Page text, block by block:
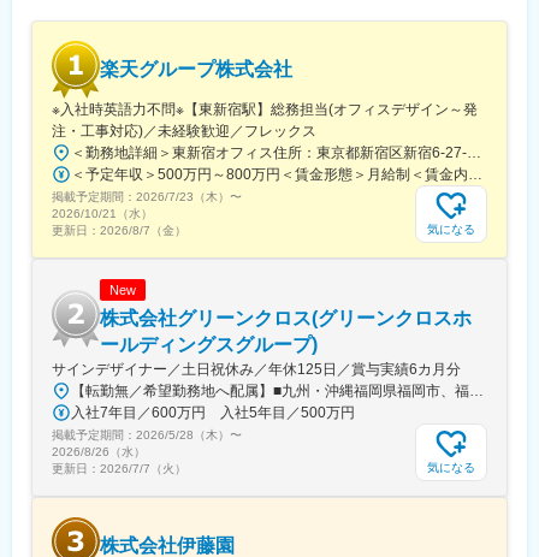
■就業環境
・岡山市勤務！
・転勤なし！
・土日休み！
・残業少なめ！
■想定されるキャリアパス
将来的には「店舗開発リーダー」「新規ブランド立ち上げ」な
ど、より上流工程へステップアップ可能です！
変更の範囲：会社の定める業務
■魅力：
・自社で一貫して商品企画～製造～販売する SPA 業態において、
商売の中枢として、顧客ニーズに対応した商品を戦略策定から企
画起案、販売の現場まで携わることが可能です。
・メガネは子供から大人までが利用するため、幅広い顧客をター
ゲットとしたものづくりに携わることが可能です。
・会社全体として、人と人との繋がりを大切にして「やってみた
い」という思いを受け止め応援する風土のため、新しい取り組み
に挑戦しやすい環境です。
・情報収集能力
・メガネやSPAに関する専門知識
・コミュニケーション能力
変更の範囲：会社の定める業務
楽天グループ株式会社
※入社時英語力不問※【東新宿駅】総務担当(オフィスデザイン～発
注・工事対応)／未経験歓迎／フレックス
掲載予定期間： 2026/7/23（木） 〜
2026/10/21（水）
更新日： 2026/8/7（金） 気になる
New
株式会社グリーンクロス(グリーンクロスホ
ールディングスグループ)
サインデザイナー／土日祝休み／年休125日／賞与実績6カ月分
入社7年目／600万円 入社5年目／500万円
掲載予定期間： 2026/5/28（木） 〜
2026/8/26（水）
更新日： 2026/7/7（火） 気になる
株式会社伊藤園